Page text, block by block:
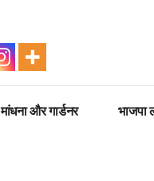
और गार्डनर
भाजपा